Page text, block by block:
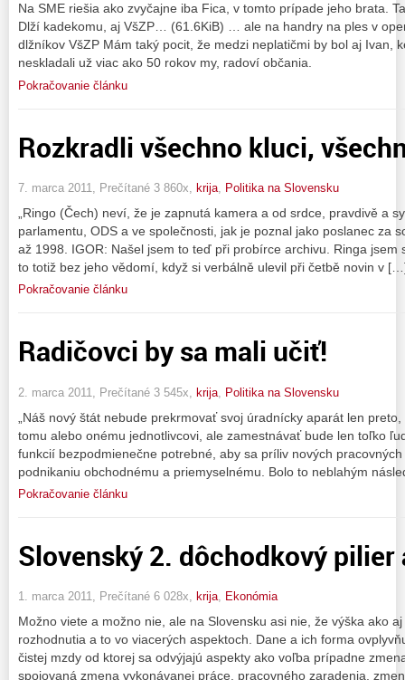
Na SME riešia ako zvyčajne iba Fica, v tomto prípade jeho brata.
Dlží kadekomu, aj VšZP… (61.6KiB) … ale na handry na ples v
dlžníkov VšZP Mám taký pocit, že medzi neplatičmi by bol aj Ivan,
neskladali už viac ako 50 rokov my, radoví občania.
Pokračovanie článku
Rozkradli všechno kluci,
7. marca 2011, Prečítané 3 860x, krija, Politika na Slovensku
„Ringo (Čech) neví, že je zapnutá kamera a od srdce, pravdivě a
parlamentu, ODS a ve společnosti, jak je poznal jako poslanec za
až 1998. IGOR: Našel jsem to teď při probírce archivu. Ringa jsem
to totiž bez jeho vědomí, když si verbálně ulevil při četbě novin v
Pokračovanie článku
Radičovci by sa mali učiť!
2. marca 2011, Prečítané 3 545x, krija Politika na Slovensku
„Náš nový štát nebude prekrmovať svoj úradnícky aparát len
tomu alebo onému jednotlivcovi, ale zamestnávať bude len toľko
funkcií bezpodmienečne potrebné, aby sa príliv nových
podnikaniu obchodnému a priemyselnému. Bolo to neblahým
Pokračovanie článku
Slovenský 2. dôchodkový
1. marca 2011, Prečítané 6 028x, krija, Ekonómia
Možno viete a možno nie, ale na Slovensku asi nie, že výška ako
rozhodnutia a to vo viacerých aspektoch. Dane a ich forma
čistej mzdy od ktorej sa odvýjajú aspekty ako voľba prípadne
spojovaná zmena vykonávanej práce, pracovného zaradenia,